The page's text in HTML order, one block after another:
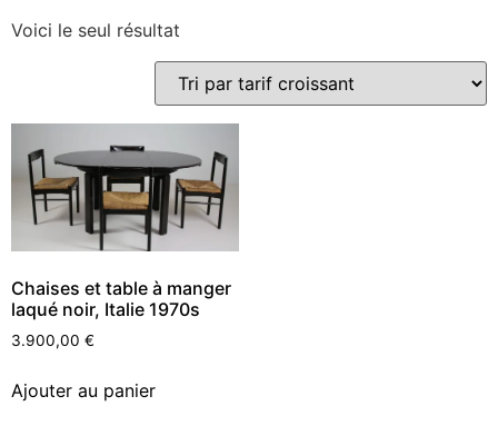
Voici le seul résultat
Chaises et table à manger
laqué noir, Italie 1970s
3.900,00 €
Ajouter au panier